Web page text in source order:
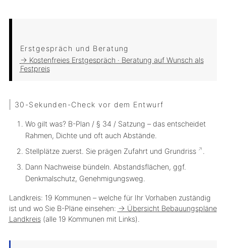
Erstgespräch und Beratung
→ Kostenfreies Erstgespräch · Beratung auf Wunsch als
Festpreis
30-Sekunden-Check vor dem Entwurf
Wo gilt was?B-Plan / § 34 / Satzung – das entscheidet
Rahmen, Dichte und oft auch Abstände.
Stellplätze zuerst. Sie prägen Zufahrt und Grundriss
.
Dann Nachweise bündeln. Abstandsflächen, ggf.
Denkmalschutz, Genehmigungsweg.
Landkreis: 19 Kommunen – welche für Ihr Vorhaben zuständig
ist und wo Sie B-Pläne einsehen: → Übersicht Bebauungspläne
Landkreis(alle 19 Kommunen mit Links).